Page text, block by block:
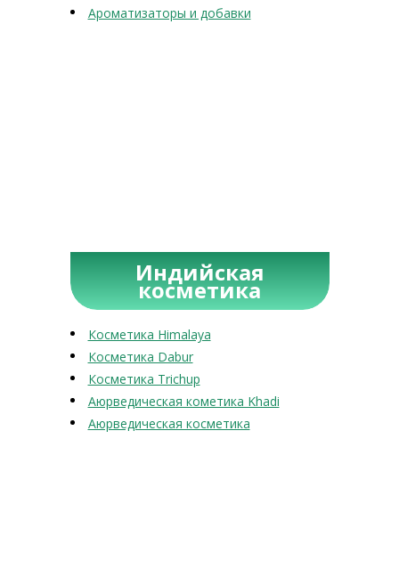
Ароматизаторы и добавки
Индийская
косметика
Косметика Himalaya
Косметика Dabur
Косметика Trichup
Аюрведическая кометика Khadi
Аюрведическая косметика